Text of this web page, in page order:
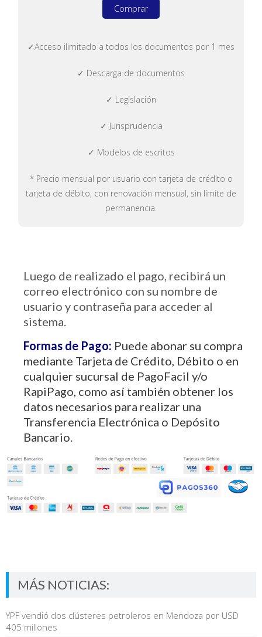
Comprar
✓Acceso ilimitado a todos los documentos por 1 mes
✓ Descarga de documentos
✓ Legislación
✓ Jurisprudencia
✓ Modelos de escritos
* Precio mensual por usuario con tarjeta de crédito o
tarjeta de débito, con renovación mensual, sin límite de
permanencia.
Luego de realizado el pago, recibirá un
correo electrónico con su nombre de
usuario y contraseña para acceder al
sistema.
Formas de Pago: Puede abonar su compra
mediante Tarjeta de Crédito, Débito o en
cualquier sucursal de PagoFacil y/o
RapiPago, como así también obtener los
datos necesarios para realizar una
Transferencia Electrónica o Depósito
Bancario.
MÁS NOTICIAS:
YPF vendió dos clústeres petroleros en Mendoza por USD
405 millones